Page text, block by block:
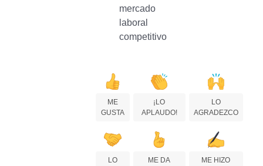
mercado
laboral
competitivo
ME
GUSTA
¡LO
APLAUDO!
LO
AGRADEZCO
LO
ME DA
ME HIZO